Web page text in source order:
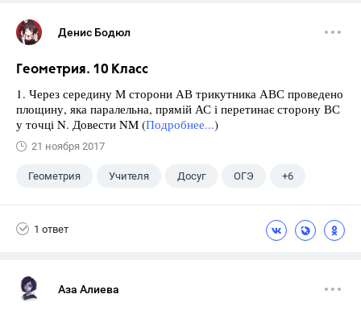
Денис Бодюл
Геометрия. 10 Класс
1. Через середину М сторони АВ трикутника АВС проведено
площину, яка паралельна, прямій АС і перетинає сторону ВС
у точці N. Довести NM (Подробнее...)
21 ноября 2017
Геометрия Учителя Досуг ОГЭ +6
1 ответ
Аза Алиева